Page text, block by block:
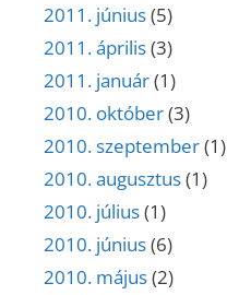
2011. június(5)
2011. április(3)
2011. január(1)
2010. október(3)
2010. szeptember(1)
2010. augusztus(1)
2010. július(1)
2010. június(6)
2010. május(2)